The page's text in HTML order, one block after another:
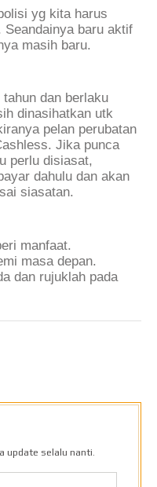
yg kita harus
baru aktif
masih baru.
dan berlaku
dinasihatkan utk
pelan perubatan
Jika punca
perlu disiasat,
dahulu dan akan
siasatan.
manfaat.
masa depan.
dan rujuklah pada
update selalu nanti.